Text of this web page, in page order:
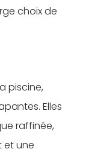
choix de
piscine,
Elles
raffinée,
et une